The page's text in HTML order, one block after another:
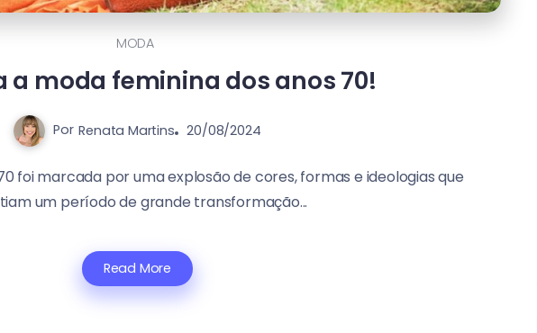
MODA
a moda feminina dos anos 70!
Por Renata Martins 20/08/2024
foi marcada por uma explosão de cores, formas e ideologias que
um período de grande transformação...
Read More